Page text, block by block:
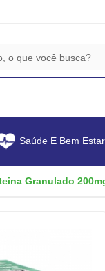
Saúde E Bem Estar
Granulado